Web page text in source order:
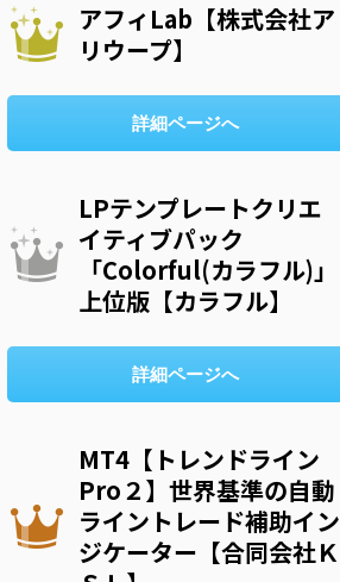
アフィLab【株式会社ア
リウープ】
詳細ページへ
LPテンプレートクリエ
イティブパック
「Colorful(カラフル)」
上位版【カラフル】
詳細ページへ
MT4【トレンドライン
Pro２】世界基準の自動
ライントレード補助イン
ジケーター【合同会社Ｋ